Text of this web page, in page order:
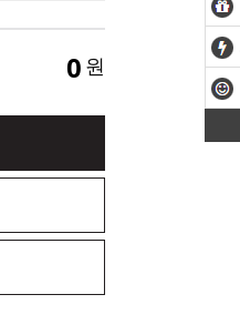
0 원